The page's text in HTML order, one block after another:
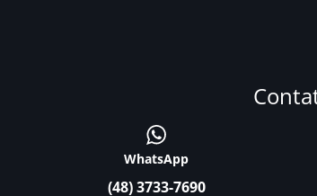
WhatsApp
(48) 3733-7690